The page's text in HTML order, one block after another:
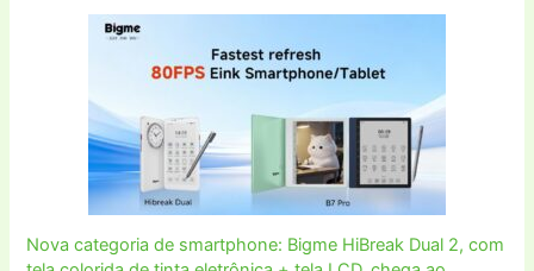
Nova categoria de smartphone: Bigme HiBreak Dual 2, com